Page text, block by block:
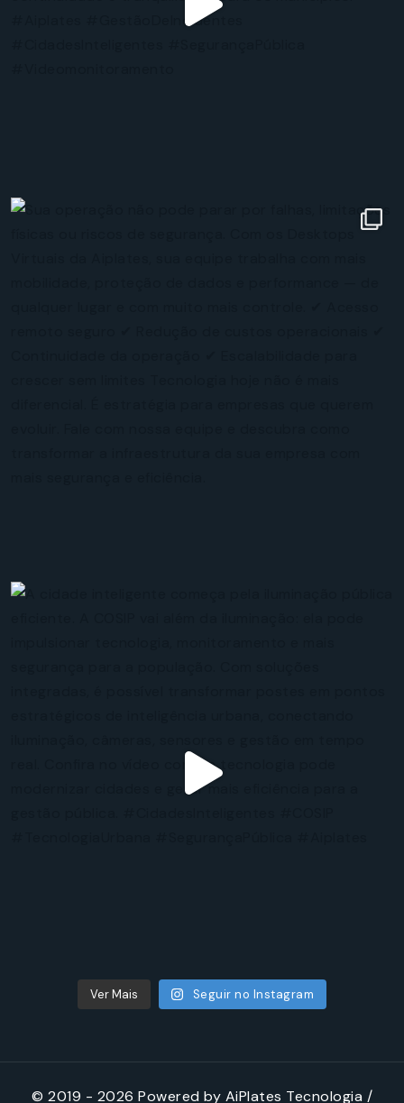
Ver Mais Seguir no Instagram
© 2019 - 2026 Powered by AiPlates Tecnologia /